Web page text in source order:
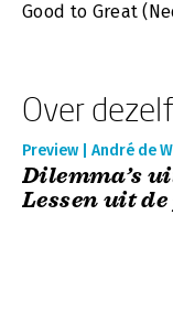
Good to Great
Over
Preview | André de
Dilemma’s
Lessen uit